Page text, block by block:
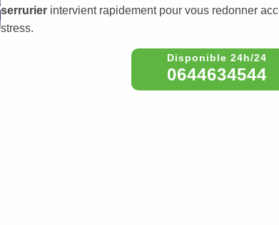
serrurier intervient rapidement pour vous redonner
stress.
0644634544